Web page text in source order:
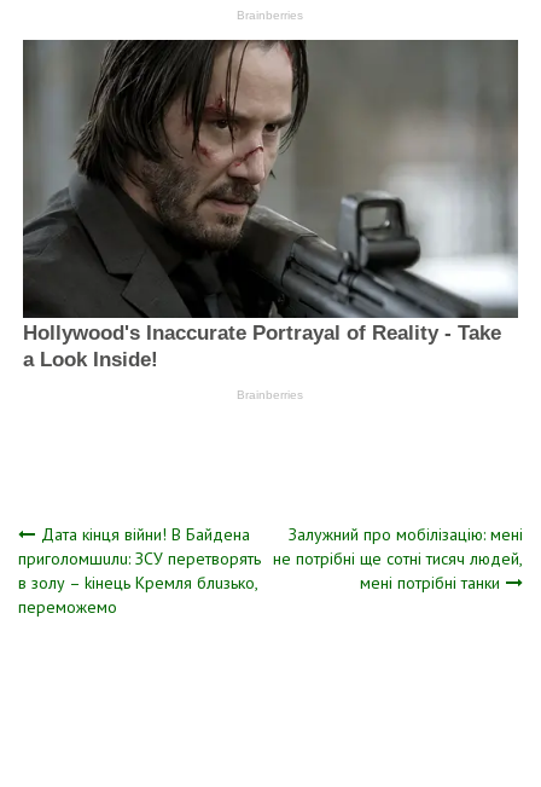
Навігація
записів
Дата кінця війни! В Байдена
приголомшuлu: ЗСУ перетворять
в золу – kінець Кремля блuзько,
переможемо
Залужний про мобілізацію: мені
не потрібні ще сотні тисяч людей,
мені потрібні танки